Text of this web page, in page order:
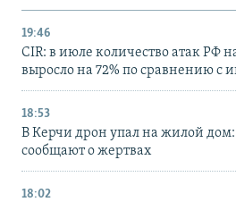
19:46
CIR: в июле количество атак РФ
выросло на 72% по сравнению с
18:53
В Керчи дрон упал на жилой дом:
сообщают о жертвах
18:02